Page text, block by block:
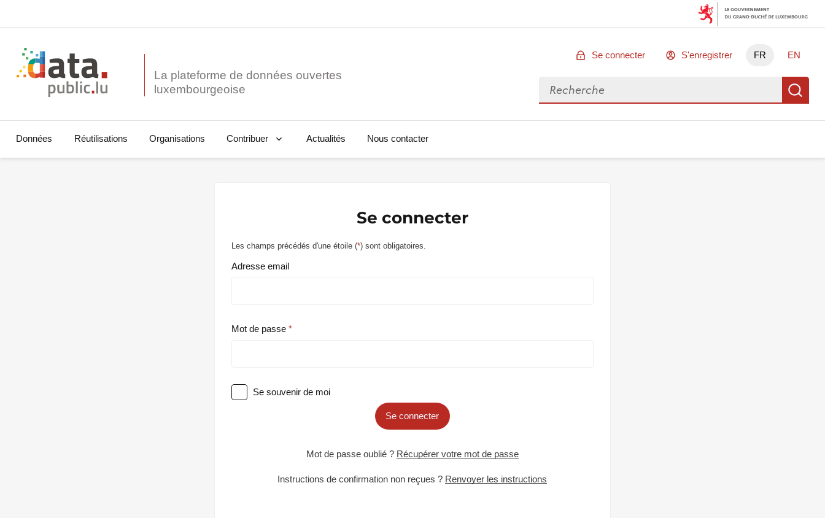
La plateforme de données ouvertes
Se connecter S'enregistrer FR EN
Rechercher des données
Données Réutilisations Organisations Contribuer Actualités Nous contacter
Se connecter
Les champs précédés d'une étoile (*) sont obligatoires.
Adresse email
Mot de passe
Se souvenir de moi
Se connecter
Mot de passe oublié ? Récupérer votre mot de passe
Instructions de confirmation non reçues ? Renvoyer les instructions